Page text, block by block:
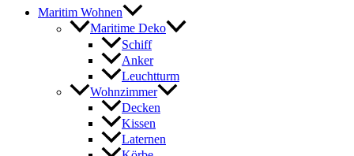
Maritim Wohnen
Maritime Deko
Schiff
Anker
Leuchtturm
Wohnzimmer
Decken
Kissen
Laternen